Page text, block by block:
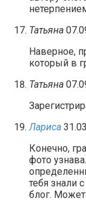
Татьяна
Наверное,
который в
Татьяна
Лариса
Конечно,
фото
тебя знали
блог.